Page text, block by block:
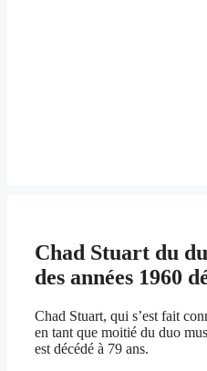
Chad Stuart du
des années 1960
Chad Stuart, qui s’est fait
en tant que moitié du duo
est décédé à 79 ans.